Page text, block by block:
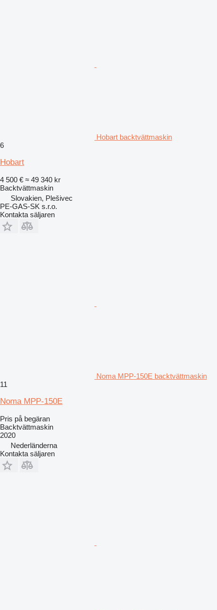
Hobart backtvättmaskin
6
Hobart
4 500 € ≈ 49 340 kr
Backtvättmaskin
Slovakien, Plešivec
PE-GAS-SK s.r.o.
Kontakta säljaren
Noma MPP-150E backtvättmaskin
11
Noma MPP-150E
Pris på begäran
Backtvättmaskin
2020
Nederländerna
Kontakta säljaren